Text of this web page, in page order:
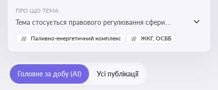
ПРО ЩО ТЕМА:
Тема стосується правового регулювання сфери
теплопостачання в Україні, що є важливою для
енергетичної безпеки, економіки підприємств та
комунальних послуг
Паливно-енергетичний комплекс ЖКГ, ОСББ
Головне за добу (AI) Усі публікації